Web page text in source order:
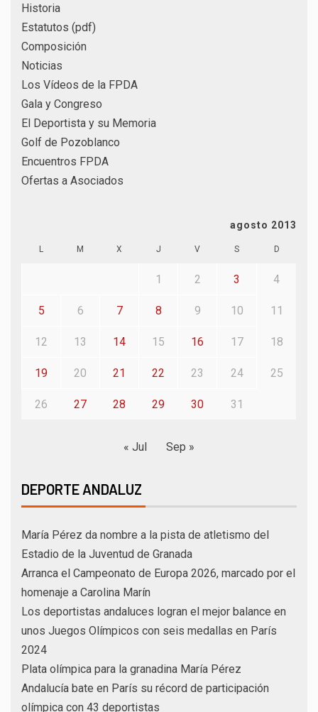
Historia
Estatutos (pdf)
Composición
Noticias
Los Vídeos de la FPDA
Gala y Congreso
El Deportista y su Memoria
Golf de Pozoblanco
Encuentros FPDA
Ofertas a Asociados
agosto 2013
L M X J V S D
1 2 3 4
5 6 7 8 9 10 11
12 13 14 15 16 17 18
19 20 21 22 23 24 25
26 27 28 29 30 31
« Jul Sep »
DEPORTE ANDALUZ
María Pérez da nombre a la pista de atletismo del
Estadio de la Juventud de Granada
Arranca el Campeonato de Europa 2026, marcado por el
homenaje a Carolina Marín
Los deportistas andaluces logran el mejor balance en
unos Juegos Olímpicos con seis medallas en París
2024
Plata olímpica para la granadina María Pérez
Andalucía bate en París su récord de participación
olímpica con 43 deportistas